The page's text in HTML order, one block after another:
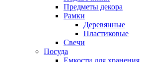
Предметы декора
Рамки
Деревянные
Пластиковые
Свечи
Посуда
Емкости для хранения